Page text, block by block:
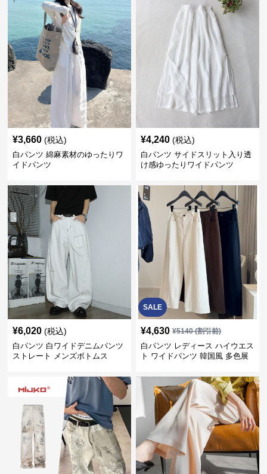
¥3,660 (税込)
白パンツ 綿麻素材のゆったりワ
イドパンツ
¥4,240 (税込)
白パンツ サイドスリット入り透
け感ゆったりワイドパンツ
¥6,020 (税込)
白パンツ 白ワイドデニムパンツ
ストレート メンズボトムス
SALE
¥4,630 ¥5140(割引前)
白パンツ レディース ハイウエス
ト ワイドパンツ 韓国風 多色展